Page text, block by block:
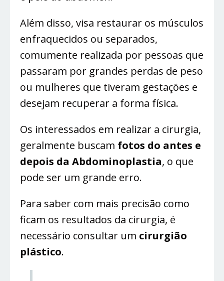
Além disso, visa restaurar os músculos
enfraquecidos ou separados,
comumente realizada por pessoas que
passaram por grandes perdas de peso
ou mulheres que tiveram gestações e
desejam recuperar a forma física.
Os interessados em realizar a cirurgia,
geralmente buscam fotos do antes e
depois da Abdominoplastia, o que
pode ser um grande erro.
Para saber com mais precisão como
ficam os resultados da cirurgia, é
necessário consultar um cirurgião
plástico.